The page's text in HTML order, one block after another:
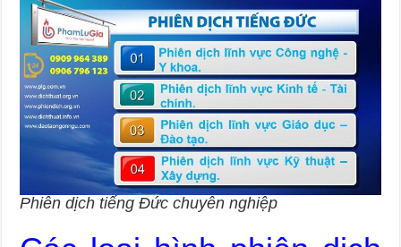
Phiên dịch tiếng Đức chuyên nghiệp